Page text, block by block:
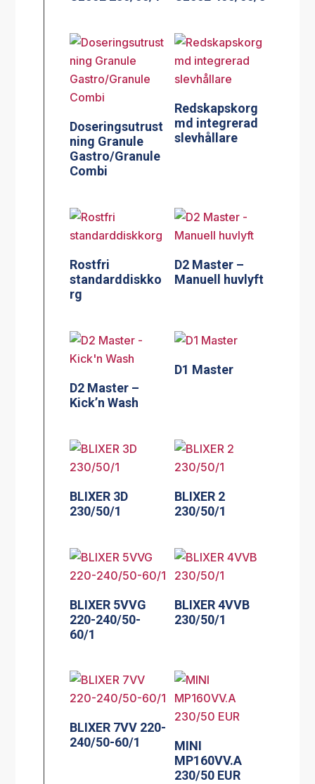
Doseringsutrust
ning Granule
Gastro/Granule
Combi
Redskapskorg
md integrerad
slevhållare
Rostfri
standarddiskko
rg
D2 Master –
Manuell huvlyft
D2 Master –
Kick’n Wash
D1 Master
BLIXER 3D
230/50/1
BLIXER 2
230/50/1
BLIXER 5VVG
220-240/50-
60/1
BLIXER 4VVB
230/50/1
BLIXER 7VV 220-
240/50-60/1
MINI
MP160VV.A
230/50 EUR